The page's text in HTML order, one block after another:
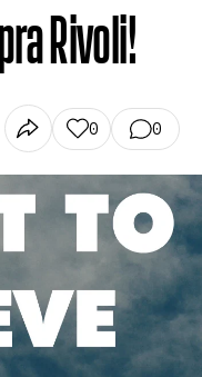
Rivoli!
0 0